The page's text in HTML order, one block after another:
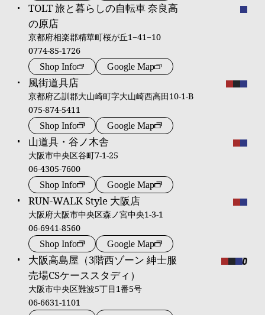
TOLT 旅と暮らしの自転車 奈良高
の原店
京都府相楽郡精華町桜が丘1−41−10
0774-85-1726
Shop Info Google Map
風街道具店
京都府乙訓郡大山崎町字大山崎西高田10-1-B
075-874-5411
Shop Info Google Map
山道具・谷ノ木舎
大阪市中央区谷町7-1-25
06-4305-7600
Shop Info Google Map
RUN-WALK Style 大阪店
大阪府大阪市中央区森ノ宮中央1-3-1
06-6941-8560
Shop Info Google Map
大阪高島屋（3階西ゾーン 紳士服
売場CSケーススタディ）
大阪市中央区難波5丁目1番5号
06-6631-1101